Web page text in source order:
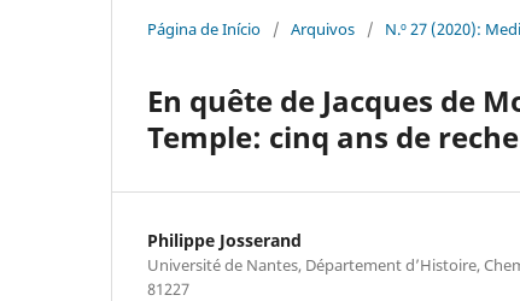
Página de Início / Arquivos / N.º 27 (2020):
En quête de Jacques de
Temple: cinq ans de
Philippe Josserand
Université de Nantes, Département d’Histoire,
81227